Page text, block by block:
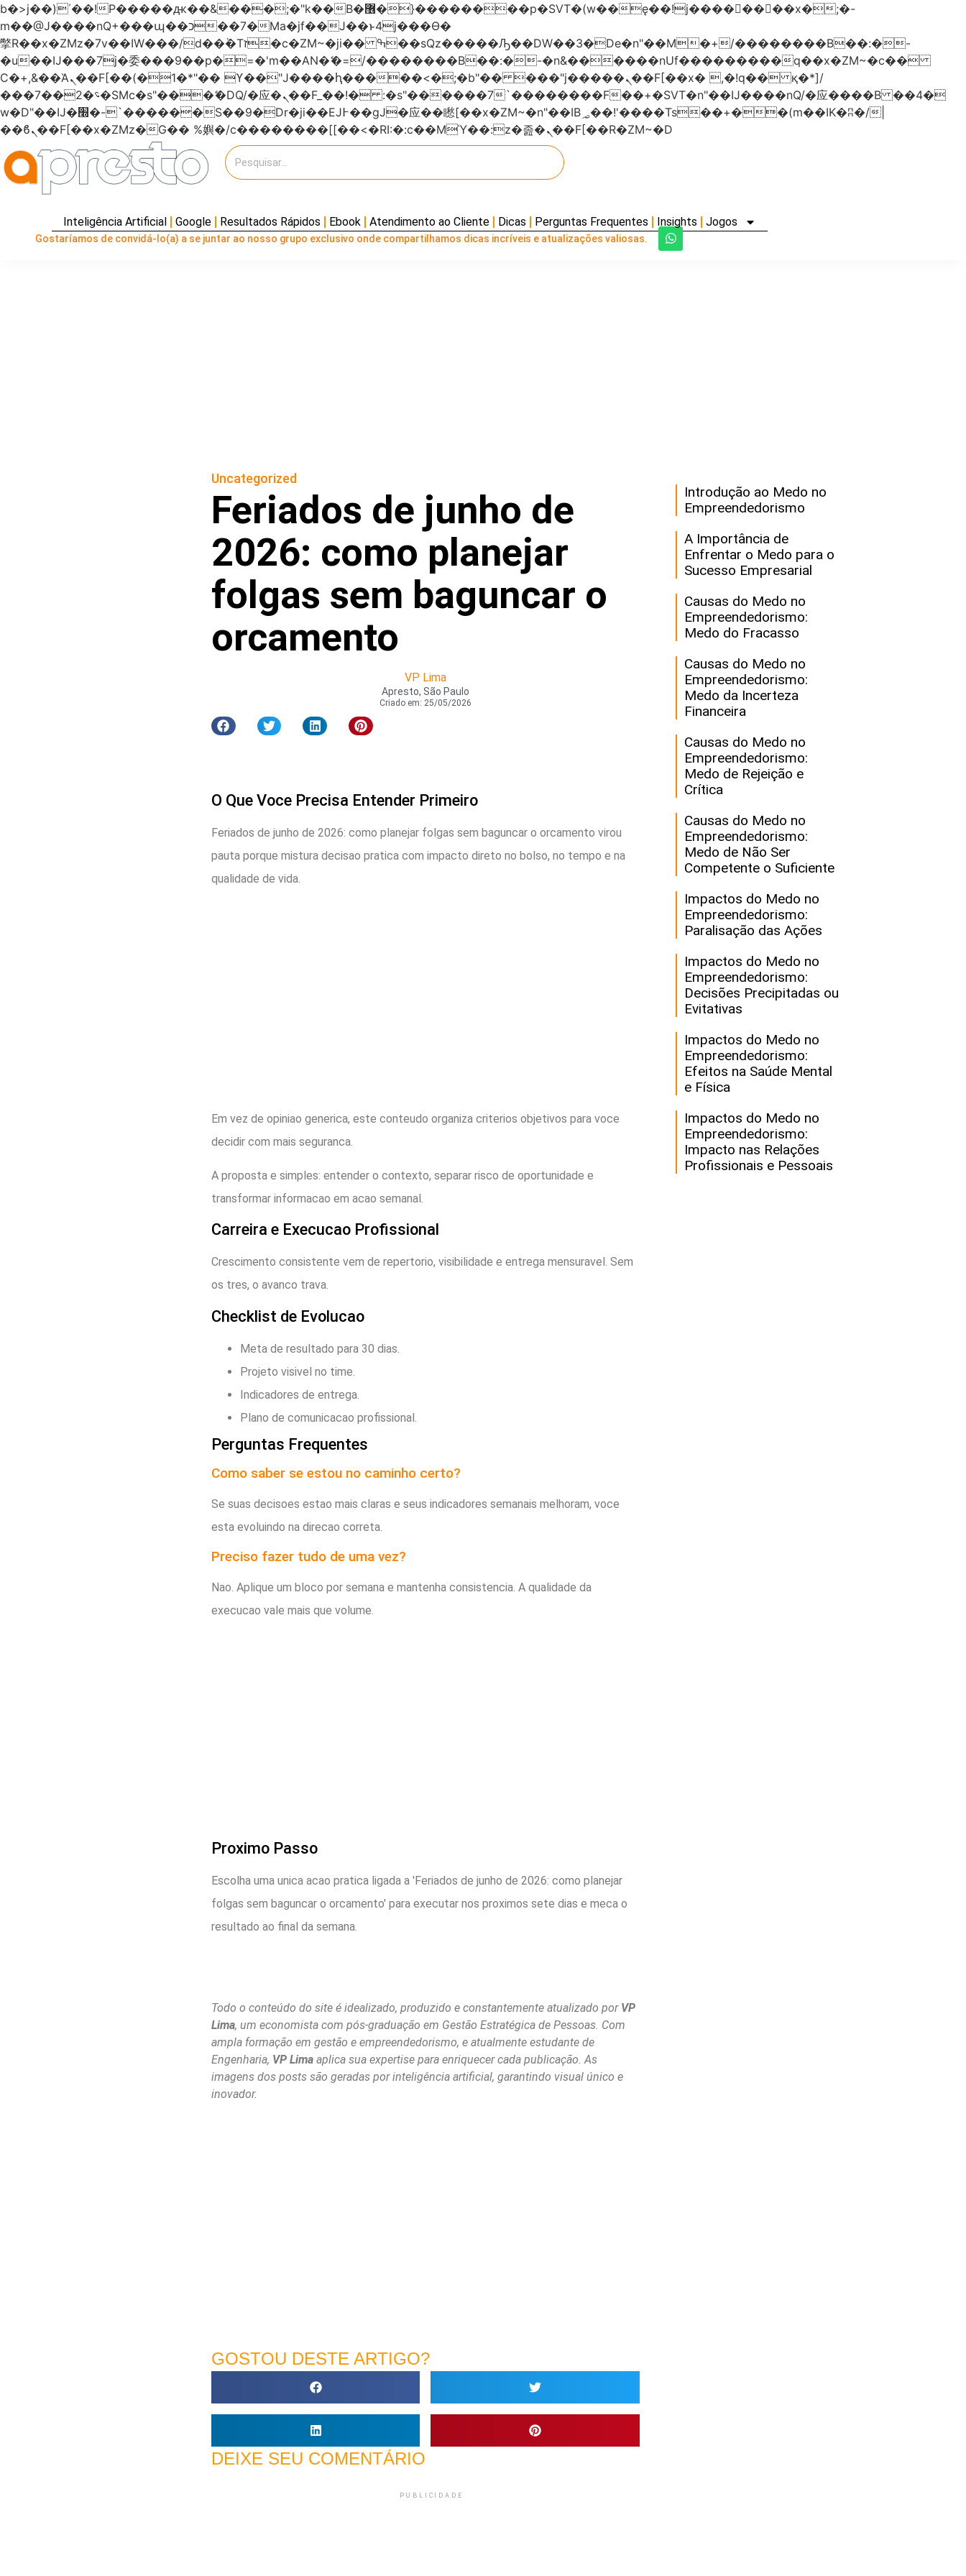
b�>j��)΄��!P�����ԫ��&���;�"k��B�޶�}��������p�SVT�(w��ę��!j��������x�;�-
m��@J����nQ+���պ��כ��7�Ma�jf��J��ͱ4j���Ѳ�
撆R��x�ZMz�7v��IW���/d��ٞ�Тז�c�ZM~�ji�� ߒ��sQz�����Ԡ��DW��3�De�n"��M�+/��������B��:�-
�u��IJ���7j�委���9��p�=�'m��AN�ޭ�=/��������B��:�-�n&������nUf���������q��x�ZM~�c��
Ϲ�+,&��Ὰܢ��F[��(�1�*"�� ϒ��"J����ԧ�����<�;�b"�� ���"j�����ܢ��F[��x� ,�!q�� қ�*]/
���؝�2��7�SMc�s"���ޭ�DQ/�应�ܢ��F_��!� :�s"������7`��������F��+�SVT�n"��IJ����nQ/�应����B ��4�
w�D"��IJ�׭�-`������S��9�Dr�ji��EJ߅��gJ�应��矁[��x�ZM~�n"��IB؃��!'����Тѕ��+��(m��IK�ʭ�/|
��ϐܢ��F[��x�ZMz�G�� %嬩�/c��������[[��<�RI:�:c��MΎ��:z�졾�ܢ��F[��R�ZM~�D
Inteligência Artificial Google Resultados Rápidos Ebook Atendimento ao Cliente Dicas Perguntas Frequentes Insights Jogos
Gostaríamos de convidá-lo(a) a se juntar ao nosso grupo exclusivo onde compartilhamos dicas incríveis e atualizações valiosas.
Uncategorized
Feriados de junho de
2026: como planejar
folgas sem baguncar o
orcamento
VP Lima
Apresto, São Paulo
Criado em: 25/05/2026
O Que Voce Precisa Entender Primeiro
Feriados de junho de 2026: como planejar folgas sem baguncar o orcamento virou
pauta porque mistura decisao pratica com impacto direto no bolso, no tempo e na
qualidade de vida.
Em vez de opiniao generica, este conteudo organiza criterios objetivos para voce
decidir com mais seguranca.
A proposta e simples: entender o contexto, separar risco de oportunidade e
transformar informacao em acao semanal.
Carreira e Execucao Profissional
Crescimento consistente vem de repertorio, visibilidade e entrega mensuravel. Sem
os tres, o avanco trava.
Checklist de Evolucao
Meta de resultado para 30 dias.
Projeto visivel no time.
Indicadores de entrega.
Plano de comunicacao profissional.
Perguntas Frequentes
Como saber se estou no caminho certo?
Se suas decisoes estao mais claras e seus indicadores semanais melhoram, voce
esta evoluindo na direcao correta.
Preciso fazer tudo de uma vez?
Nao. Aplique um bloco por semana e mantenha consistencia. A qualidade da
execucao vale mais que volume.
Proximo Passo
Escolha uma unica acao pratica ligada a 'Feriados de junho de 2026: como planejar
folgas sem baguncar o orcamento' para executar nos proximos sete dias e meca o
resultado ao final da semana.
Todo o conteúdo do site é idealizado, produzido e constantemente atualizado por VP
Lima, um economista com pós-graduação em Gestão Estratégica de Pessoas. Com
ampla formação em gestão e empreendedorismo, e atualmente estudante de
Engenharia, VP Limaaplica sua expertise para enriquecer cada publicação. As
imagens dos posts são geradas por inteligência artificial, garantindo visual único e
inovador.
GOSTOU DESTE ARTIGO?
DEIXE SEU COMENTÁRIO
Introdução ao Medo no
Empreendedorismo
A Importância de
Enfrentar o Medo para o
Sucesso Empresarial
Causas do Medo no
Empreendedorismo:
Medo do Fracasso
Causas do Medo no
Empreendedorismo:
Medo da Incerteza
Financeira
Causas do Medo no
Empreendedorismo:
Medo de Rejeição e
Crítica
Causas do Medo no
Empreendedorismo:
Medo de Não Ser
Competente o Suficiente
Impactos do Medo no
Empreendedorismo:
Paralisação das Ações
Impactos do Medo no
Empreendedorismo:
Decisões Precipitadas ou
Evitativas
Impactos do Medo no
Empreendedorismo:
Efeitos na Saúde Mental
e Física
Impactos do Medo no
Empreendedorismo:
Impacto nas Relações
Profissionais e Pessoais
PUBLICIDADE